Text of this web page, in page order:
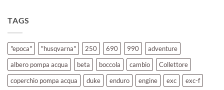
TAGS
"epoca" "husqvarna" 250 690 990
adventure
albero pompa acqua
beta boccola cambio
Collettore
coperchio pompa acqua
duke enduro engine exc
exc-f